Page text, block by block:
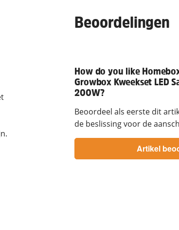
Beoordelingen
How do you like
Growbox Kweekset LED
200W?
Beoordeel als eerste dit
de beslissing voor de